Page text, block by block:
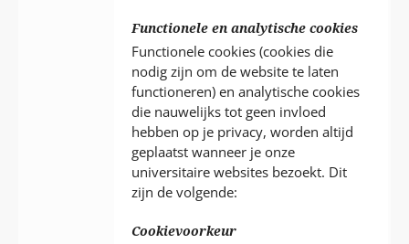
Functionele en analytische cookies
Functionele cookies (cookies die
nodig zijn om de website te laten
functioneren) en analytische cookies
die nauwelijks tot geen invloed
hebben op je privacy, worden altijd
geplaatst wanneer je onze
universitaire websites bezoekt. Dit
zijn de volgende:
Cookievoorkeur